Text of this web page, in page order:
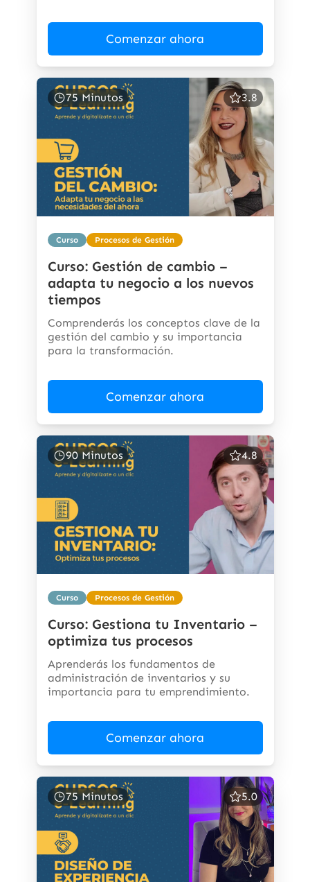
Comenzar ahora
75 Minutos 3.8
Curso Procesos de Gestión
Curso: Gestión de cambio –
adapta tu negocio a los nuevos
tiempos
Comprenderás los conceptos clave de la
gestión del cambio y su importancia
para la transformación.
Comenzar ahora
90 Minutos 4.8
Curso Procesos de Gestión
Curso: Gestiona tu Inventario –
optimiza tus procesos
Aprenderás los fundamentos de
administración de inventarios y su
importancia para tu emprendimiento.
Comenzar ahora
75 Minutos 5.0